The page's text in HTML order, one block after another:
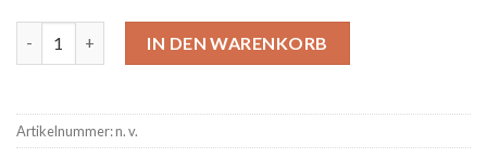
IN DEN WARENKORB
Artikelnummer:n. v.